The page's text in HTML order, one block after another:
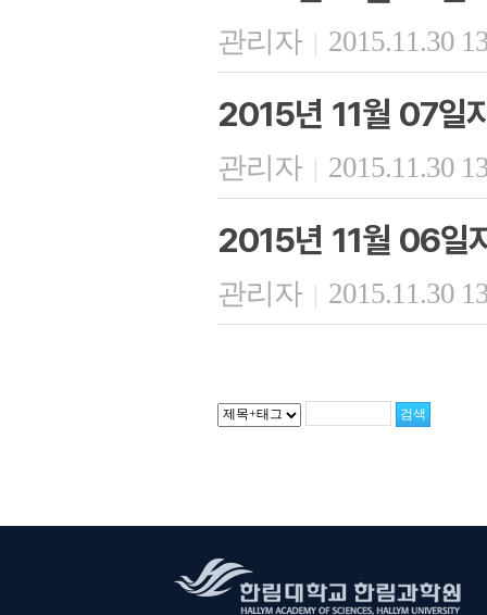
관리자 | 2015.11.30
2015년 11월 07일
관리자 | 2015.11.30
2015년 11월 06일
관리자 | 2015.11.30